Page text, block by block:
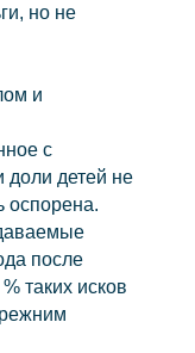
но не
и
с
доли детей не
оспорена.
после
таких исков